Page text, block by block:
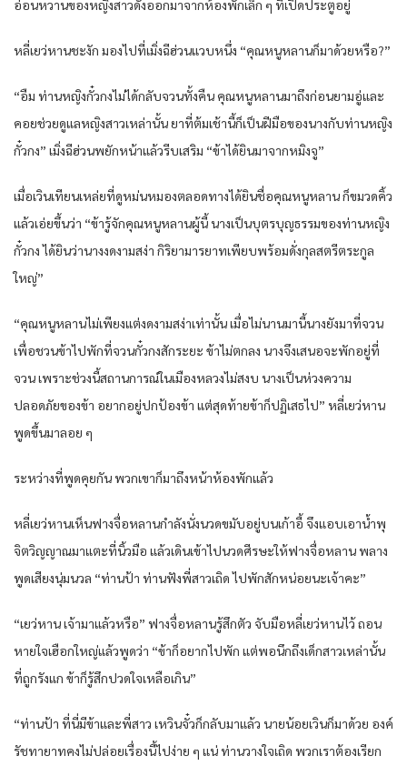
อ่อนหวานของหญิงสาวดังออกมาจากห้องพักเล็ก ๆ ที่เปิดประตูอยู่
หลี่เยว่หานชะงัก มองไปที่เมิ่งฉีฮ่วนแวบหนึ่ง “คุณหนูหลานก็มาด้วยหรือ?”
“อืม ท่านหญิงกั๋วกงไม่ได้กลับจวนทั้งคืน คุณหนูหลานมาถึงก่อนยามอู่และ
คอยช่วยดูแลหญิงสาวเหล่านั้น ยาที่ต้มเช้านี้ก็เป็นฝีมือของนางกับท่านหญิง
กั๋วกง” เมิ่งฉีฮ่วนพยักหน้าแล้วรีบเสริม “ข้าได้ยินมาจากหมิงจู”
เมื่อเวินเทียนเหล่ยที่ดูหม่นหมองตลอดทางได้ยินชื่อคุณหนูหลาน ก็ขมวดคิ้ว
แล้วเอ่ยขึ้นว่า “ข้ารู้จักคุณหนูหลานผู้นี้ นางเป็นบุตรบุญธรรมของท่านหญิง
กั๋วกง ได้ยินว่านางงดงามสง่า กิริยามารยาทเพียบพร้อมดั่งกุลสตรีตระกูล
ใหญ่”
“คุณหนูหลานไม่เพียงแต่งดงามสง่าเท่านั้น เมื่อไม่นานมานี้นางยังมาที่จวน
เพื่อชวนข้าไปพักที่จวนกั๋วกงสักระยะ ข้าไม่ตกลง นางจึงเสนอจะพักอยู่ที่
จวน เพราะช่วงนี้สถานการณ์ในเมืองหลวงไม่สงบ นางเป็นห่วงความ
ปลอดภัยของข้า อยากอยู่ปกป้องข้า แต่สุดท้ายข้าก็ปฏิเสธไป” หลี่เยว่หาน
พูดขึ้นมาลอย ๆ
ระหว่างที่พูดคุยกัน พวกเขาก็มาถึงหน้าห้องพักแล้ว
หลี่เยว่หานเห็นฟางจื่อหลานกำลังนั่งนวดขมับอยู่บนเก้าอี้ จึงแอบเอาน้ำพุ
จิตวิญญาณมาแตะที่นิ้วมือ แล้วเดินเข้าไปนวดศีรษะให้ฟางจื่อหลาน พลาง
พูดเสียงนุ่มนวล “ท่านป้า ท่านฟังพี่สาวเถิด ไปพักสักหน่อยนะเจ้าคะ”
“เยว่หาน เจ้ามาแล้วหรือ” ฟางจื่อหลานรู้สึกตัว จับมือหลี่เยว่หานไว้ ถอน
หายใจเฮือกใหญ่แล้วพูดว่า “ข้าก็อยากไปพัก แต่พอนึกถึงเด็กสาวเหล่านั้น
ที่ถูกรังแก ข้าก็รู้สึกปวดใจเหลือเกิน”
“ท่านป้า ที่นี่มีข้าและพี่สาว เหวินจั๋วก็กลับมาแล้ว นายน้อยเวินก็มาด้วย องค์
รัชทายาทคงไม่ปล่อยเรื่องนี้ไปง่าย ๆ แน่ ท่านวางใจเถิด พวกเราต้องเรียก